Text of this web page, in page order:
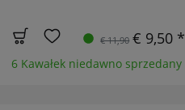
€ 11,90 € 9,50 *
6 Kawałek niedawno sprzedany